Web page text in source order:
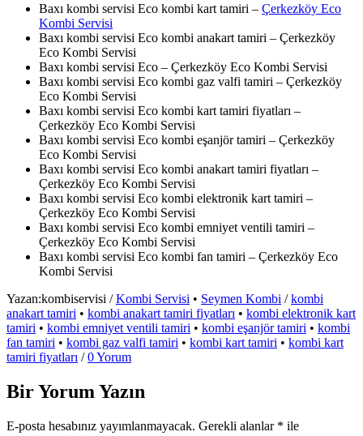
Baxı kombi servisi Eco kombi kart tamiri – Çerkezköy Eco
Kombi Servisi
Baxı kombi servisi Eco kombi anakart tamiri – Çerkezköy
Eco Kombi Servisi
Baxı kombi servisi Eco – Çerkezköy Eco Kombi Servisi
Baxı kombi servisi Eco kombi gaz valfi tamiri – Çerkezköy
Eco Kombi Servisi
Baxı kombi servisi Eco kombi kart tamiri fiyatları –
Çerkezköy Eco Kombi Servisi
Baxı kombi servisi Eco kombi eşanjör tamiri – Çerkezköy
Eco Kombi Servisi
Baxı kombi servisi Eco kombi anakart tamiri fiyatları –
Çerkezköy Eco Kombi Servisi
Baxı kombi servisi Eco kombi elektronik kart tamiri –
Çerkezköy Eco Kombi Servisi
Baxı kombi servisi Eco kombi emniyet ventili tamiri –
Çerkezköy Eco Kombi Servisi
Baxı kombi servisi Eco kombi fan tamiri – Çerkezköy Eco
Kombi Servisi
Yazan:kombiservisi / Kombi Servisi • Seymen Kombi / kombi
anakart tamiri • kombi anakart tamiri fiyatları • kombi elektronik kart
tamiri • kombi emniyet ventili tamiri • kombi eşanjör tamiri • kombi
fan tamiri • kombi gaz valfi tamiri • kombi kart tamiri • kombi kart
tamiri fiyatları / 0 Yorum
Bir Yorum Yazın
E-posta hesabınız yayımlanmayacak. Gerekli alanlar * ile